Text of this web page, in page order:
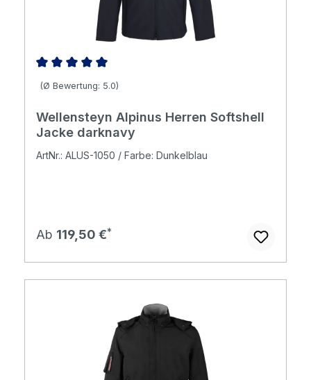
Durchschnittliche Bewertung von 5 von 5 Sternen
(Ø Bewertung: 5.0)
Wellensteyn Alpinus Herren Softshell
Jacke darknavy
ArtNr.: ALUS-1050 / Farbe: Dunkelblau
Regulärer Preis:
Ab 119,50 €